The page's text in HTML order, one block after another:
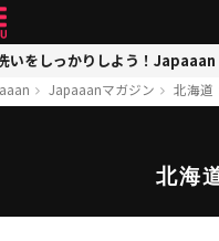
いをしっかりしよう！Japaaan
Japaaanマガジン 北海道
北海